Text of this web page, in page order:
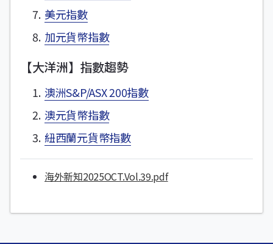
美元指數
加元貨幣指數
【大洋洲】指數趨勢
澳洲S&P/ASX 200指數
澳元貨幣指數
紐西蘭元貨幣指數
海外新知2025OCT.Vol.39.pdf